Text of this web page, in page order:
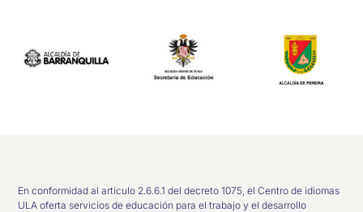
En conformidad al artículo 2.6.6.1 del decreto 1075, el Centro de idiomas
ULA oferta servicios de educación para el trabajo y el desarrollo